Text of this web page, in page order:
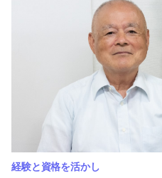
経験と資格を活かし